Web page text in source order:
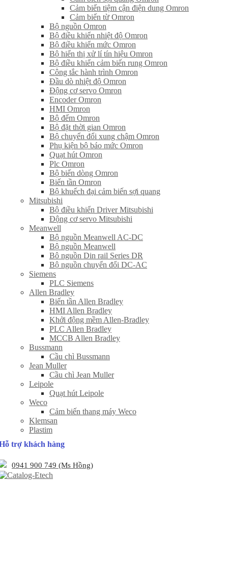
Cảm biến tiệm cận điện dung Omron
Cảm biến từ Omron
Bộ nguồn Omron
Bộ điều khiển nhiệt độ Omron
Bộ điều khiển mức Omron
Bộ hiển thị xử lí tín hiệu Omron
Bộ điều khiển cảm biến rung Omron
Công tắc hành trình Omron
Đầu dò nhiệt độ Omron
Động cơ servo Omron
Encoder Omron
HMI Omron
Bộ đếm Omron
Bộ đặt thời gian Omron
Bộ chuyển đổi xung chậm Omron
Phụ kiện bộ báo mức Omron
Quạt hút Omron
Plc Omron
Bộ biến dòng Omron
Biến tần Omron
Bộ khuếch đại cảm biến sợi quang
Mitsubishi
Bộ điều khiển Driver Mitsubishi
Động cơ servo Mitsubishi
Meanwell
Bộ nguồn Meanwell AC-DC
Bộ nguồn Meanwell
Bô nguồn Din rail Series DR
Bộ nguồn chuyển đổi DC-AC
Siemens
PLC Siemens
Allen Bradley
Biến tần Allen Bradley
HMI Allen Bradley
Khởi động mềm Allen-Bradley
PLC Allen Bradley
MCCB Allen Bradley
Bussmann
Cầu chì Bussmann
Jean Muller
Cầu chì Jean Muller
Leipole
Quạt hút Leipole
Weco
Cảm biến thang máy Weco
Klemsan
Plastim
trợ khách hàng
0941 900 749 (Ms Hồng)